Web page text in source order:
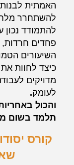
האמתית
להשתחרר
להתמודד נכון
פחדים חרדות,
השיעורים
כיצד לחוות
מדויקים
לעומק.
והכול
תלמד בשום
קורס